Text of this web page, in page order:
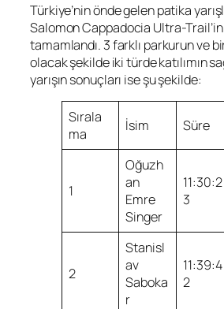
Türkiye’nin önde gelen patika
Salomon Cappadocia Ultra-
tamamlandı. 3 farklı parkurun ve
olacak şekilde iki türde katılımın
yarışın sonuçları ise şu şekilde:
Sırala
ma
İsim Süre
1
Oğuzh
an
Emre
Singer
11:30:2
3
2
Stanisl
av
Saboka
r
11:39:4
2